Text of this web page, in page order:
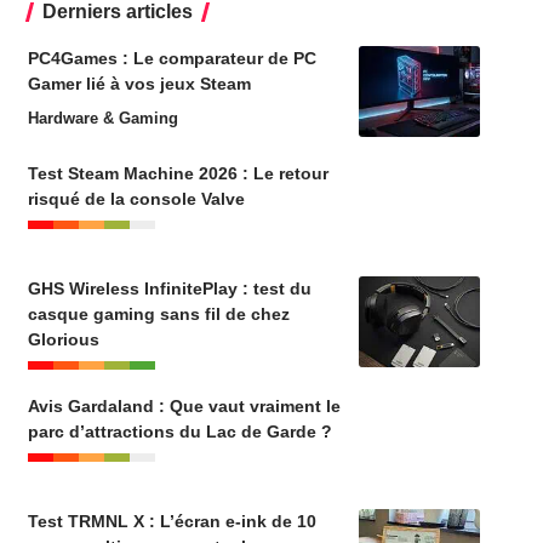
Derniers articles
PC4Games : Le comparateur de PC
Gamer lié à vos jeux Steam
Hardware & Gaming
Test Steam Machine 2026 : Le retour
risqué de la console Valve
GHS Wireless InfinitePlay : test du
casque gaming sans fil de chez
Glorious
Avis Gardaland : Que vaut vraiment le
parc d’attractions du Lac de Garde ?
Test TRMNL X : L’écran e-ink de 10